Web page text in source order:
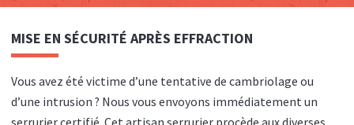
MISE EN SÉCURITÉ APRÈS EFFRACTION
Vous avez été victime d’une tentative de cambriolage ou
d’une intrusion ? Nous vous envoyons immédiatement un